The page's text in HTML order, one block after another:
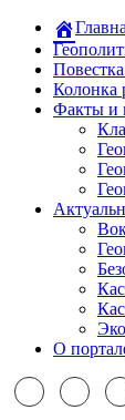
Колонка
Факты и
О